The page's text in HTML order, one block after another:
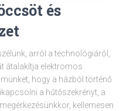
és
arról a technológiáról,
átalakítja elektromos
hogy a házból történő
a hűtőszekrényt, a
kellemesen